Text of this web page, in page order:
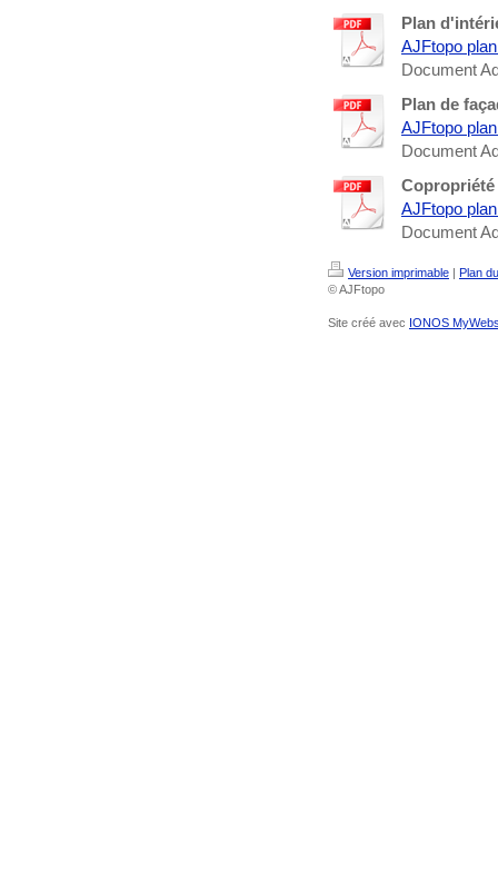
Plan
AJFtopo
Document
Plan de
AJFtopo
Document
Copropriété
AJFtopo
Document
Version imprimable | Plan
© AJFtopo
Site créé avec IONOS